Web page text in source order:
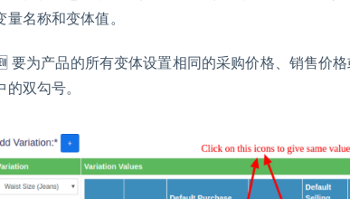
量名称和变体值。
要为产品的所有变体设置相同的采购价格、销售价
的双勾号。